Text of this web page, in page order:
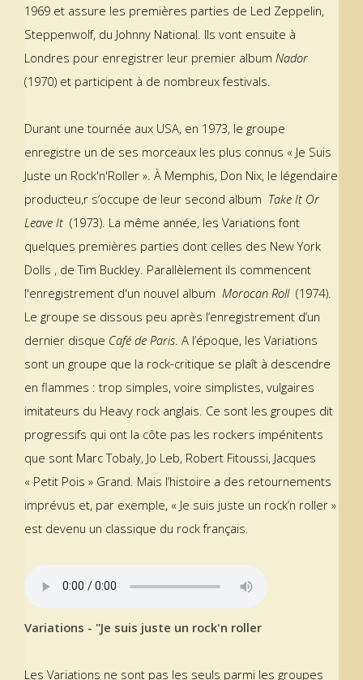
1969 et assure les premières parties de Led Zeppelin,
Steppenwolf, du Johnny National. Ils vont ensuite à
Londres pour enregistrer leur premier album Nador
(1970) et participent à de nombreux festivals.
Durant une tournée aux USA, en 1973, le groupe
enregistre un de ses morceaux les plus connus « Je Suis
Juste un Rock'n'Roller ». À Memphis, Don Nix, le légendaire
producteu,r s’occupe de leur second album Take It Or
Leave It (1973). La même année, les Variations font
quelques premières parties dont celles des New York
Dolls , de Tim Buckley. Parallèlement ils commencent
l'enregistrement d'un nouvel album Morocan Roll (1974).
Le groupe se dissous peu après l’enregistrement d’un
dernier disque Café de Paris. A l’époque, les Variations
sont un groupe que la rock-critique se plaît à descendre
en flammes : trop simples, voire simplistes, vulgaires
imitateurs du Heavy rock anglais. Ce sont les groupes dit
progressifs qui ont la côte pas les rockers impénitents
que sont Marc Tobaly, Jo Leb, Robert Fitoussi, Jacques
« Petit Pois » Grand. Mais l’histoire a des retournements
imprévus et, par exemple, « Je suis juste un rock’n roller »
est devenu un classique du rock français.
Variations - "Je suis juste un rock'n roller
Les Variations ne sont pas les seuls parmi les groupes